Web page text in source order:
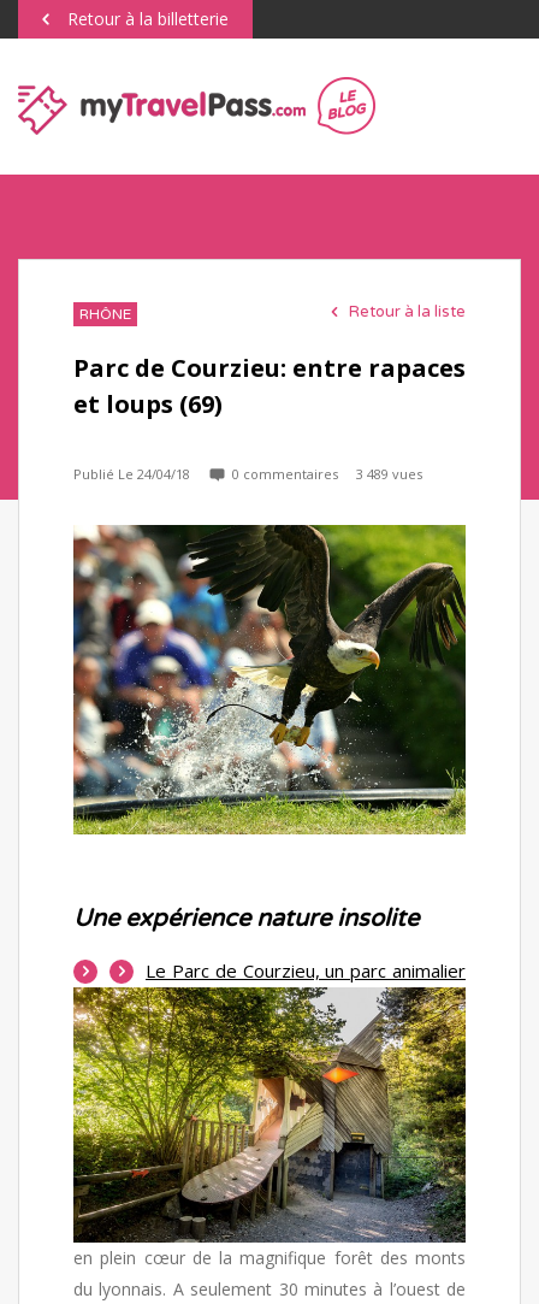
Retour à la billetterie
RHÔNE Retour à la liste
Parc de Courzieu: entre rapaces
et loups (69)
Publié Le 24/04/18 0 commentaires 3 489 vues
Une expérience nature insolite
Le Parc de Courzieu, un parc animalier
en plein cœur de la magnifique forêt des monts
du lyonnais. A seulement 30 minutes à l’ouest de